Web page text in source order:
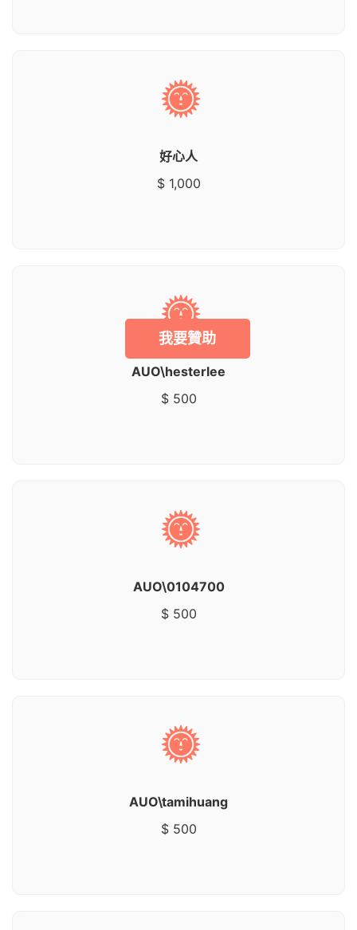
好心人
$ 1,000
AUO\hesterlee
$ 500
AUO\0104700
$ 500
AUO\tamihuang
$ 500
我要贊助